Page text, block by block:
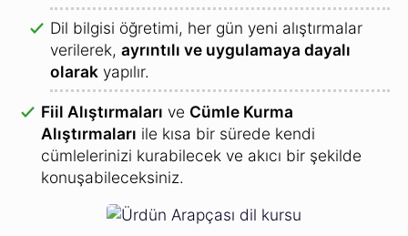
Dil bilgisi öğretimi, her gün yeni alıştırmalar
verilerek, ayrıntılı ve uygulamaya dayalı
olarak yapılır.
Fiil Alıştırmaları ve Cümle Kurma
Alıştırmaları ile kısa bir sürede kendi
cümlelerinizi kurabilecek ve akıcı bir şekilde
konuşabileceksiniz.